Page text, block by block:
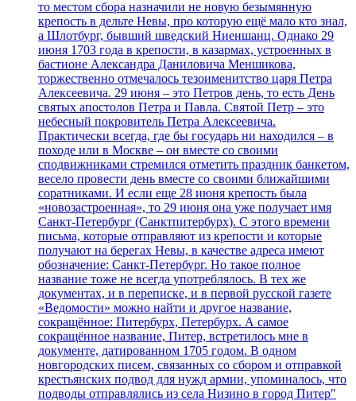
то местом сбора назначили не новую безымянную
крепость в дельте Невы, про которую ещё мало кто знал,
а Шлотбург, бывший шведский Ниеншанц. Однако 29
июня 1703 года в крепости, в казармах, устроенных в
бастионе Александра Даниловича Меншикова,
торжественно отмечалось тезоименитство царя Петра
Алексеевича. 29 июня – это Петров день, то есть День
святых апостолов Петра и Павла. Святой Петр – это
небесный покровитель Петра Алексеевича.
Практически всегда, где бы государь ни находился – в
походе или в Москве – он вместе со своими
сподвижниками стремился отметить праздник банкетом,
весело провести день вместе со своими ближайшими
соратниками. И если еще 28 июня крепость была
«новозастроенная», то 29 июня она уже получает имя
Санкт-Петербург (Санктпитербурх). С этого времени
письма, которые отправляют из крепости и которые
получают на берегах Невы, в качестве адреса имеют
обозначение: Санкт-Петербург. Но такое полное
название тоже не всегда употреблялось. В тех же
документах, и в переписке, и в первой русской газете
«Ведомости» можно найти и другое название,
сокращённое: Питербурх, Петербурх. А самое
сокращённое название, Питер, встретилось мне в
документе, датированном 1705 годом. В одном
новгородских писем, связанных со сбором и отправкой
крестьянских подвод для нужд армии, упоминалось, что
подводы отправлялись из села Низино в город Питер"